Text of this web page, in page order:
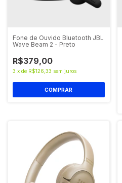
Fone de Ouvido Bluetooth JBL
Wave Beam 2 - Preto
R$379,00
3 x de R$126,33 sem juros